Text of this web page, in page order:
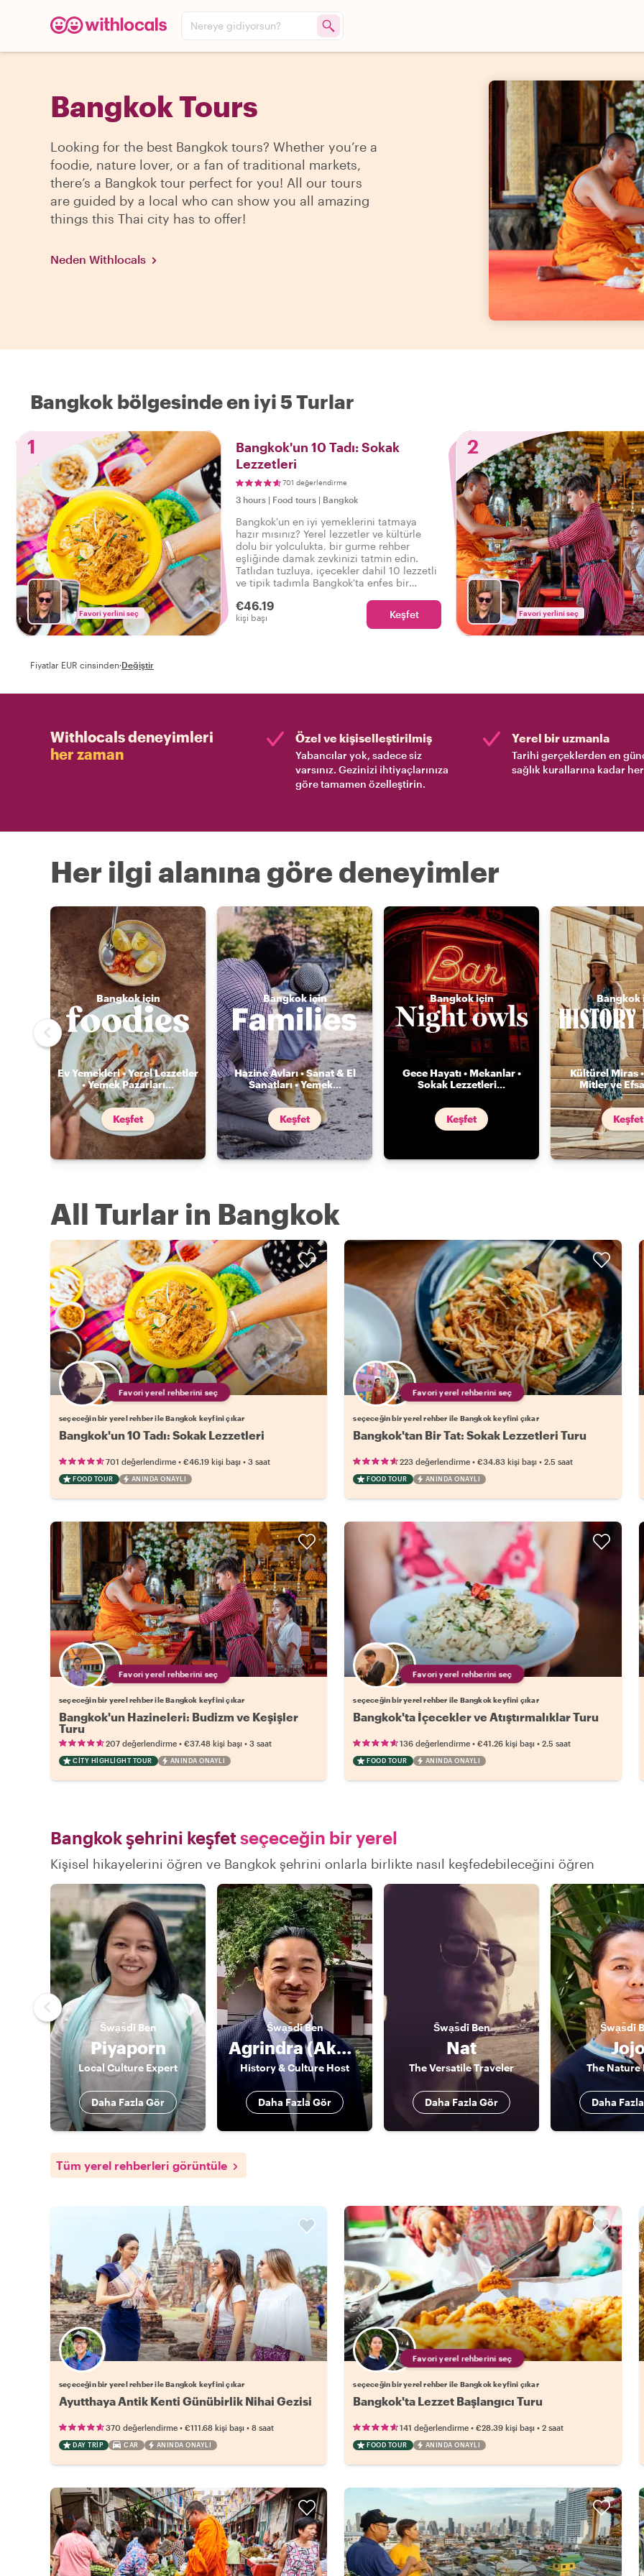
Nereye gidiyorsun?
Bangkok Tours
Looking for the best Bangkok tours? Whether you’re a
foodie, nature lover, or a fan of traditional markets,
there’s a Bangkok tour perfect for you! All our tours
are guided by a local who can show you all amazing
things this Thai city has to offer!
Neden Withlocals
Bangkok bölgesinde en iyi 5 Turlar
1
Favori yerlini seç
Bangkok'un 10 Tadı: Sokak
Lezzetleri
701 değerlendirme
3 hours | Food tours | Bangkok
Bangkok'un en iyi yemeklerini tatmaya
hazır mısınız? Yerel lezzetler ve kültürle
dolu bir yolculukta, bir gurme rehber
eşliğinde damak zevkinizi tatmin edin.
Tatlıdan tuzluya, içecekler dahil 10 lezzetli
ve tipik tadımla Bangkok'ta enfes bir
€46.19
kişi başı Keşfet
2
Favori yerlini seç
Fiyatlar EUR cinsinden·Değiştir
Withlocals deneyimleri
her zaman
Özel ve kişiselleştirilmiş
Yabancılar yok, sadece siz
varsınız. Gezinizi ihtiyaçlarınıza
göre tamamen özelleştirin.
Yerel bir uzmanla
Tarihi gerçeklerden en
sağlık kurallarına kadar
Her ilgi alanına göre deneyimler
Bangkok için
Ev Yemekleri • Yerel Lezzetler
• Yemek Pazarları...
Keşfet
Bangkok için
Hazine Avları • Sanat & El
Sanatları • Yemek...
Keşfet
Bangkok için
Gece Hayatı • Mekanlar •
Sokak Lezzetleri...
Keşfet
Bangkok
Kültürel Miras
Mitler ve
Keşfet
All Turlar in Bangkok
Favori yerel rehberini seç
seçeceğin bir yerel rehber ile Bangkok keyfini çıkar
Bangkok'un 10 Tadı: Sokak Lezzetleri
701 değerlendirme • €46.19 kişi başı • 3 saat
FOOD TOUR ANINDA ONAYLI
Favori yerel rehberini seç
seçeceğin bir yerel rehber ile Bangkok keyfini çıkar
Bangkok'tan Bir Tat: Sokak Lezzetleri Turu
223 değerlendirme •€34.83 kişi başı •2.5 saat
FOOD TOUR ANINDA ONAYLI
Favori yerel rehberini seç
seçeceğin bir yerel rehber ile Bangkok keyfini çıkar
Bangkok'un Hazineleri: Budizm ve Keşişler
Turu
207 değerlendirme • €37.48 kişi başı • 3 saat
CITY HIGHLIGHT TOUR ANINDA ONAYLI
Favori yerel rehberini seç
seçeceğin bir yerel rehber ile Bangkok keyfini çıkar
Bangkok'ta İçecekler ve Atıştırmalıklar Turu
136 değerlendirme •€41.26 kişi başı •2.5 saat
FOOD TOUR ANINDA ONAYLI
Bangkok şehrini keşfetseçeceğin bir yerel
Kişisel hikayelerini öğren ve Bangkok şehrini onlarla birlikte nasıl keşfedebileceğini öğren
S̄wạs̄dī Ben
Piyaporn
Local Culture Expert
Daha Fazla Gör
S̄wạs̄dīBen
Agrindra (Akarin/ Andy)
History & Culture Host
Daha Fazla Gör
S̄wạs̄dī Ben
Nat
The Versatile Traveler
Daha Fazla Gör
S̄wạs̄dī
The Nature
Daha
Tüm yerel rehberleri görüntüle
Favori yerel rehberini seç
seçeceğin bir yerel rehber ile Bangkok keyfini çıkar
Ayutthaya Antik Kenti Günübirlik Nihai Gezisi
370 değerlendirme • €111.68 kişi başı • 8 saat
DAY TRIP CAR ANINDA ONAYLI
Favori yerel rehberini seç
seçeceğin bir yerel rehber ile Bangkok keyfini çıkar
Bangkok'ta Lezzet Başlangıcı Turu
141 değerlendirme •€28.39 kişi başı •2 saat
FOOD TOUR ANINDA ONAYLI